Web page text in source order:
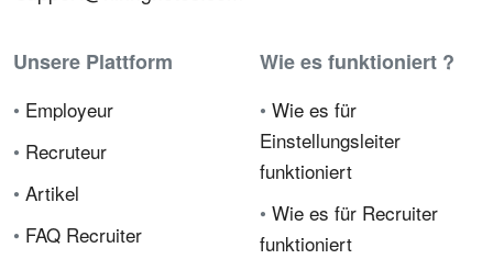
Unsere Plattform
• Employeur
• Recruteur
• Artikel
• FAQ Recruiter
Wie es funktioniert ?
• Wie es für
Einstellungsleiter
funktioniert
• Wie es für Recruiter
funktioniert